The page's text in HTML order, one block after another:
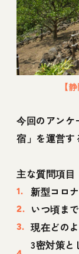
【
今回のアンケ
宿」を運営す
主な質問項目
新型コロ
いつ頃ま
現在どの
3密対策と